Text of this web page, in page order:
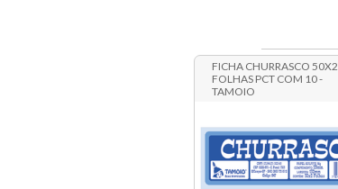
FICHA CHURRASCO 50X2
FOLHAS PCT COM 10 -
TAMOIO